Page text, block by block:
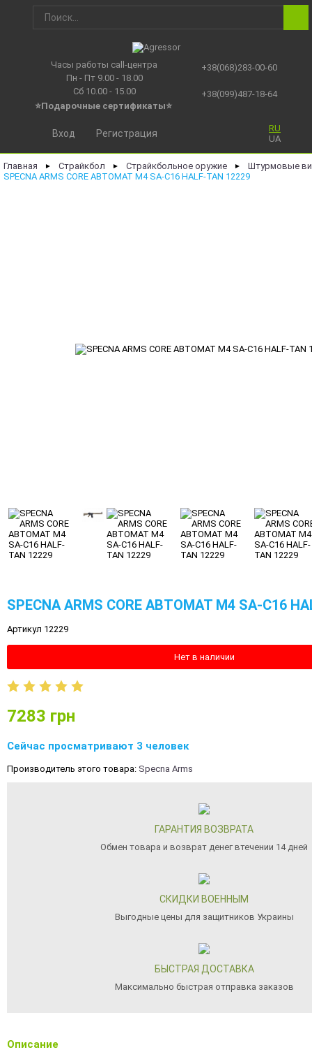
Часы работы call-центра
Пн - Пт 9.00 - 18.00
Сб 10.00 - 15.00
⭐Подарочные сертификаты⭐
+38(068)283-00-60
+38(099)487-18-64
RU
UA
Вход Регистрация
Главная ► Страйкбол ► Страйкбольное оружие ►
Штурмовые
SPECNA ARMS CORE АВТОМАТ М4 SA-C16 HALF-TAN 12229
SPECNA ARMS CORE АВТОМАТ М4 SA-C16
Артикул 12229
Нет в наличии
7283 грн
Сейчас просматривают 3 человек
Производитель этого товара: Specna Arms
ГАРАНТИЯ ВОЗВРАТА
Обмен товара и возврат денег втечении 14 дней
СКИДКИ ВОЕННЫМ
Выгодные цены для защитников Украины
БЫСТРАЯ ДОСТАВКА
Максимально быстрая отправка заказов
Описание